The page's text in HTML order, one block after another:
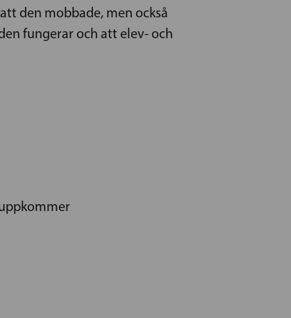
den mobbade, men också
fungerar och att elev- och